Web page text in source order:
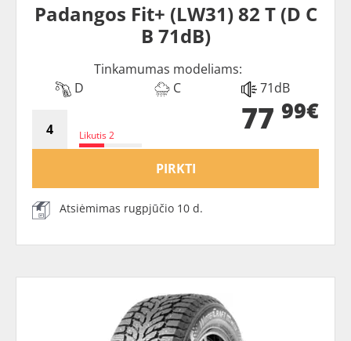
Padangos Fit+ (LW31) 82 T (D C
B 71dB)
Tinkamumas modeliams:
D
C 71dB
Likutis 2 77 99€
PIRKTI
Atsiėmimas rugpjūčio 10 d.